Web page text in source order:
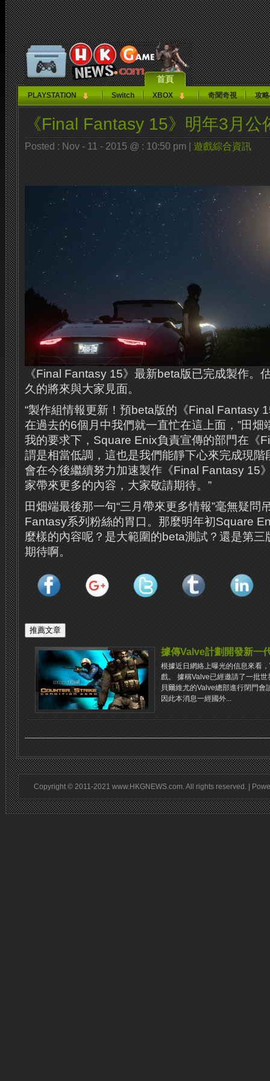
首頁
PLAYSTATION Switch XBOX 奇聞奇視 攻
《Final Fantasy 15》明年3月公
Posted : Nov - 11 - 2015 @ : 10:50 pm | 遊戲綜合資訊
《Final Fantasy 15》最新beta版已完成製作。
久的將來與大家見面。
“製作組情報更新！預beta版的《Final Fantasy
在過去的6個月中我們就一直忙在這上面，”田畑
我的要求下，Square Enix負責宣傳的部門在《
謂是相當低調，這也是我們能靜下心來完成現階
會在今後繼續努力加速製作《Final Fantasy 15
家帶來更多的內容，大家敬請期待。”
田畑端最後那一句“三月帶來更多情報”毫無疑問
Fantasy系列粉絲的胃口。那麼明年初Square
麼樣的內容呢？是大範圍的beta測試？還是第
期待啊。
據傳Valve計劃開發新一
根據近日網絡上曝光的信息來看
戲。 據稱Valve已經邀請了一批
貝爾維尤的Valve總部進行閉門
因此本消息一經國外...
Copyright © 2011-2021 www.HKGNEWS.com. All rights reserved. |